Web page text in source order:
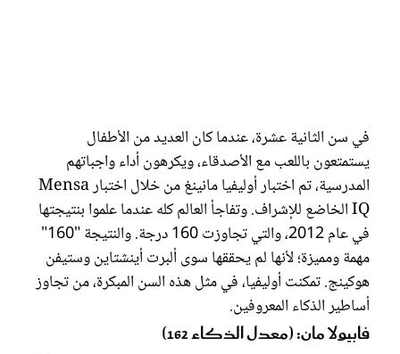
في سن الثانية عشرة، عندما كان العديد من الأطفال
يستمتعون باللعب مع الأصدقاء، ويكرهون أداء واجباتهم
المدرسية، تم اختبار أوليفيا مانينغ من خلال اختبار Mensa
IQ الخاضع للإشراف. وتفاجأ العالم كله عندما علموا بنتيجتها
في عام 2012، والتي تجاوزت 160 درجة. والنتيجة "160"
مهمة ومميزة؛ لأنها لم يحققها سوى ألبرت أينشتاين وستيفن
هوكينج. تمكنت أوليفيا، في مثل هذه السن المبكرة، من تجاوز
أساطير الذكاء المعروفين.
فابيولا مان: (معدل الذكاء 162)